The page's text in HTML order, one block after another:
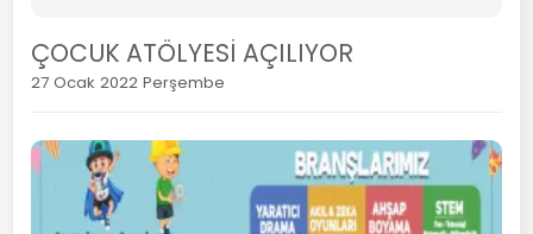
ÇOCUK ATÖLYESİ AÇILIYOR
27 Ocak 2022 Perşembe